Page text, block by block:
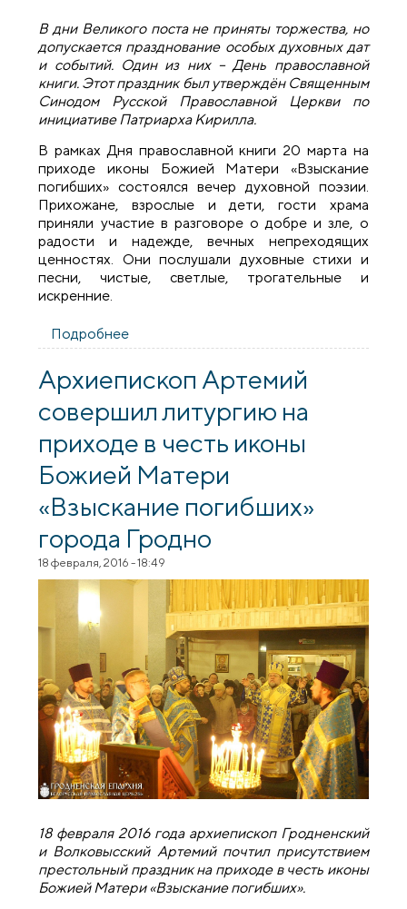
В дни Великого поста не приняты торжества, но
допускается празднование особых духовных дат
и событий. Один из них – День православной
книги. Этот праздник был утверждён Священным
Синодом Русской Православной Церкви по
инициативе Патриарха Кирилла.
В рамках Дня православной книги 20 марта на
приходе иконы Божией Матери «Взыскание
погибших» состоялся вечер духовной поэзии.
Прихожане, взрослые и дети, гости храма
приняли участие в разговоре о добре и зле, о
радости и надежде, вечных непреходящих
ценностях. Они послушали духовные стихи и
песни, чистые, светлые, трогательные и
искренние.
Подробнее
приходе иконы Божией Матери
«Взыскание погибших» состоялся вечер
духовной поэзии
Архиепископ Артемий
совершил литургию на
приходе в честь иконы
Божией Матери
«Взыскание погибших»
города Гродно
18 февраля, 2016 - 18:49
18 февраля 2016 года архиепископ Гродненский
и Волковысский Артемий почтил присутствием
престольный праздник на приходе в честь иконы
Божией Матери «Взыскание погибших».